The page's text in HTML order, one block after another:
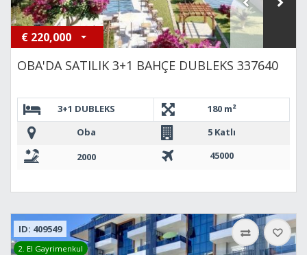
€ 220,000
OBA'DA SATILIK 3+1 BAHÇE DUBLEKS 337640
3+1 DUBLEKS
180 m²
Oba
5 Katlı
2000
45000
ID: 409549
2. El Gayrimenkul